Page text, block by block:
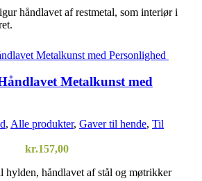
håndlavet af restmetal, som interiør i
Metalkunst med
, Alle produkter, Gaver til hende, Til
kr.157,00
håndlavet af stål og møtrikker